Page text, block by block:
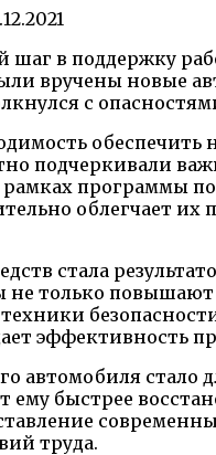
в поддержку
вручены новые
с
подчеркивали
программы
облегчает
стала
только
эффективность
автомобиля
ему быстрее
труда.